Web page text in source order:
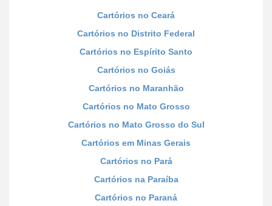
Cartórios no Ceará
Cartórios no Distrito Federal
Cartórios no Espírito Santo
Cartórios no Goiás
Cartórios no Maranhão
Cartórios no Mato Grosso
Cartórios no Mato Grosso do Sul
Cartórios em Minas Gerais
Cartórios no Pará
Cartórios na Paraíba
Cartórios no Paraná